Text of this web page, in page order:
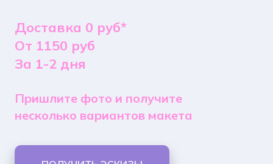
Доставка 0 руб*
От 1150 руб
За 1-2 дня
Пришлите фото и получите
несколько вариантов макета